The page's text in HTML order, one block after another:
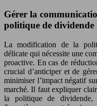
Gérer la
politique de dividende
La modification de la
délicate qui nécessite une
proactive. En cas de
crucial d’anticiper et de
minimiser l’impact négatif
marché. Il faut expliquer
la politique de